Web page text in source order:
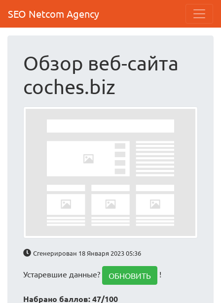
SEO Netcom Agency
Обзор веб-сайта
coches.biz
Сгенерирован 18 Января 2023 05:36
Устаревшие данные? ОБНОВИТЬ !
Набрано баллов: 47/100